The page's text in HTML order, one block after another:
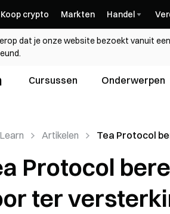
Koop crypto Markten Handel
dat je onze website bezoekt vanuit
Cursussen Onderwerpen
Artikelen
Tea Protocol
versterking
vertrouwen in
Protocol
ter